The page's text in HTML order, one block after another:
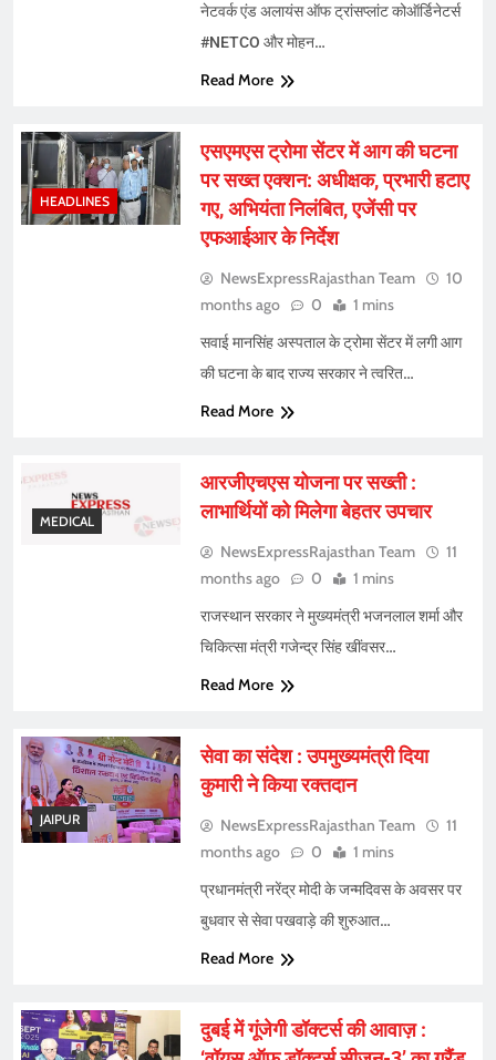
नेटवर्क एंड अलायंस ऑफ ट्रांसप्लांट कोऑर्डिनेटर्स
#NETCO और मोहन…
Read More
HEADLINES
एसएमएस ट्रोमा सेंटर में आग की घटना
पर सख्त एक्शन: अधीक्षक, प्रभारी हटाए
गए, अभियंता निलंबित, एजेंसी पर
एफआईआर के निर्देश
NewsExpressRajasthan Team
10
months ago
0 1 mins
सवाई मानसिंह अस्पताल के ट्रोमा सेंटर में लगी आग
की घटना के बाद राज्य सरकार ने त्वरित…
Read More
MEDICAL
आरजीएचएस योजना पर सख्ती :
लाभार्थियों को मिलेगा बेहतर उपचार
NewsExpressRajasthan Team
11
months ago
0 1 mins
राजस्थान सरकार ने मुख्यमंत्री भजनलाल शर्मा और
चिकित्सा मंत्री गजेन्द्र सिंह खींवसर…
Read More
JAIPUR
सेवा का संदेश : उपमुख्यमंत्री दिया
कुमारी ने किया रक्तदान
NewsExpressRajasthan Team
11
months ago
0 1 mins
प्रधानमंत्री नरेंद्र मोदी के जन्मदिवस के अवसर पर
बुधवार से सेवा पखवाड़े की शुरुआत…
Read More
दुबई में गूंजेगी डॉक्टर्स की आवाज़ :